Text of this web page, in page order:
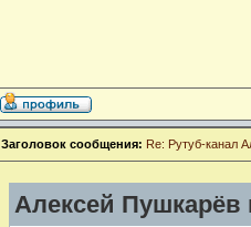
Заголовок сообщения: Re: Рутуб-канал
Алексей Пушкарёв